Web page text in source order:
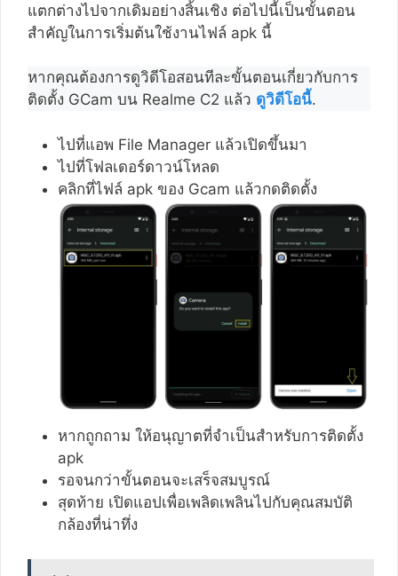
แตกต่างไปจากเดิมอย่างสิ้นเชิง ต่อไปนี้เป็นขั้นตอน
สำคัญในการเริ่มต้นใช้งานไฟล์ apk นี้
หากคุณต้องการดูวิดีโอสอนทีละขั้นตอนเกี่ยวกับการ
ติดตั้ง GCam บน Realme C2 แล้ว ดูวิดีโอนี้.
ไปที่แอพ File Manager แล้วเปิดขึ้นมา
ไปที่โฟลเดอร์ดาวน์โหลด
คลิกที่ไฟล์ apk ของ Gcam แล้วกดติดตั้ง
หากถูกถาม ให้อนุญาตที่จำเป็นสำหรับการติดตั้ง
apk
รอจนกว่าขั้นตอนจะเสร็จสมบูรณ์
สุดท้าย เปิดแอปเพื่อเพลิดเพลินไปกับคุณสมบัติ
กล้องที่น่าทึ่ง